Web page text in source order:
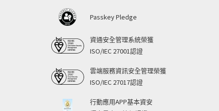
Passkey Pledge
資通安全管理系統榮獲
ISO/IEC 27001認證
雲端服務資訊安全管理榮獲
ISO/IEC 27017認證
行動應用APP基本資安